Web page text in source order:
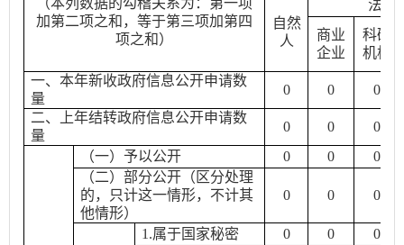
加第二项之和，等于第三项加第四
项之和）
自然
人
法人
商业
企业
科研
机构
一、本年新收政府信息公开申请数
量
0 0
0
二、上年结转政府信息公开申请数
量
0 0 0
（一）予以公开 0 0
0
（二）部分公开（区分处理
的，只计这一情形，不计其
他情形）
0 0 0
1.属于国家秘密 0 0
0